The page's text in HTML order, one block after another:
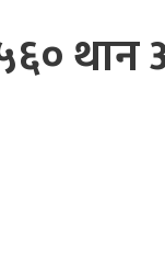
थान